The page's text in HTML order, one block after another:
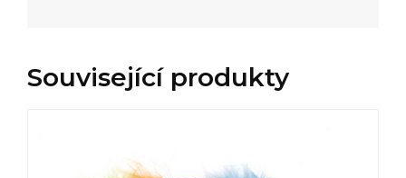
Související produkty